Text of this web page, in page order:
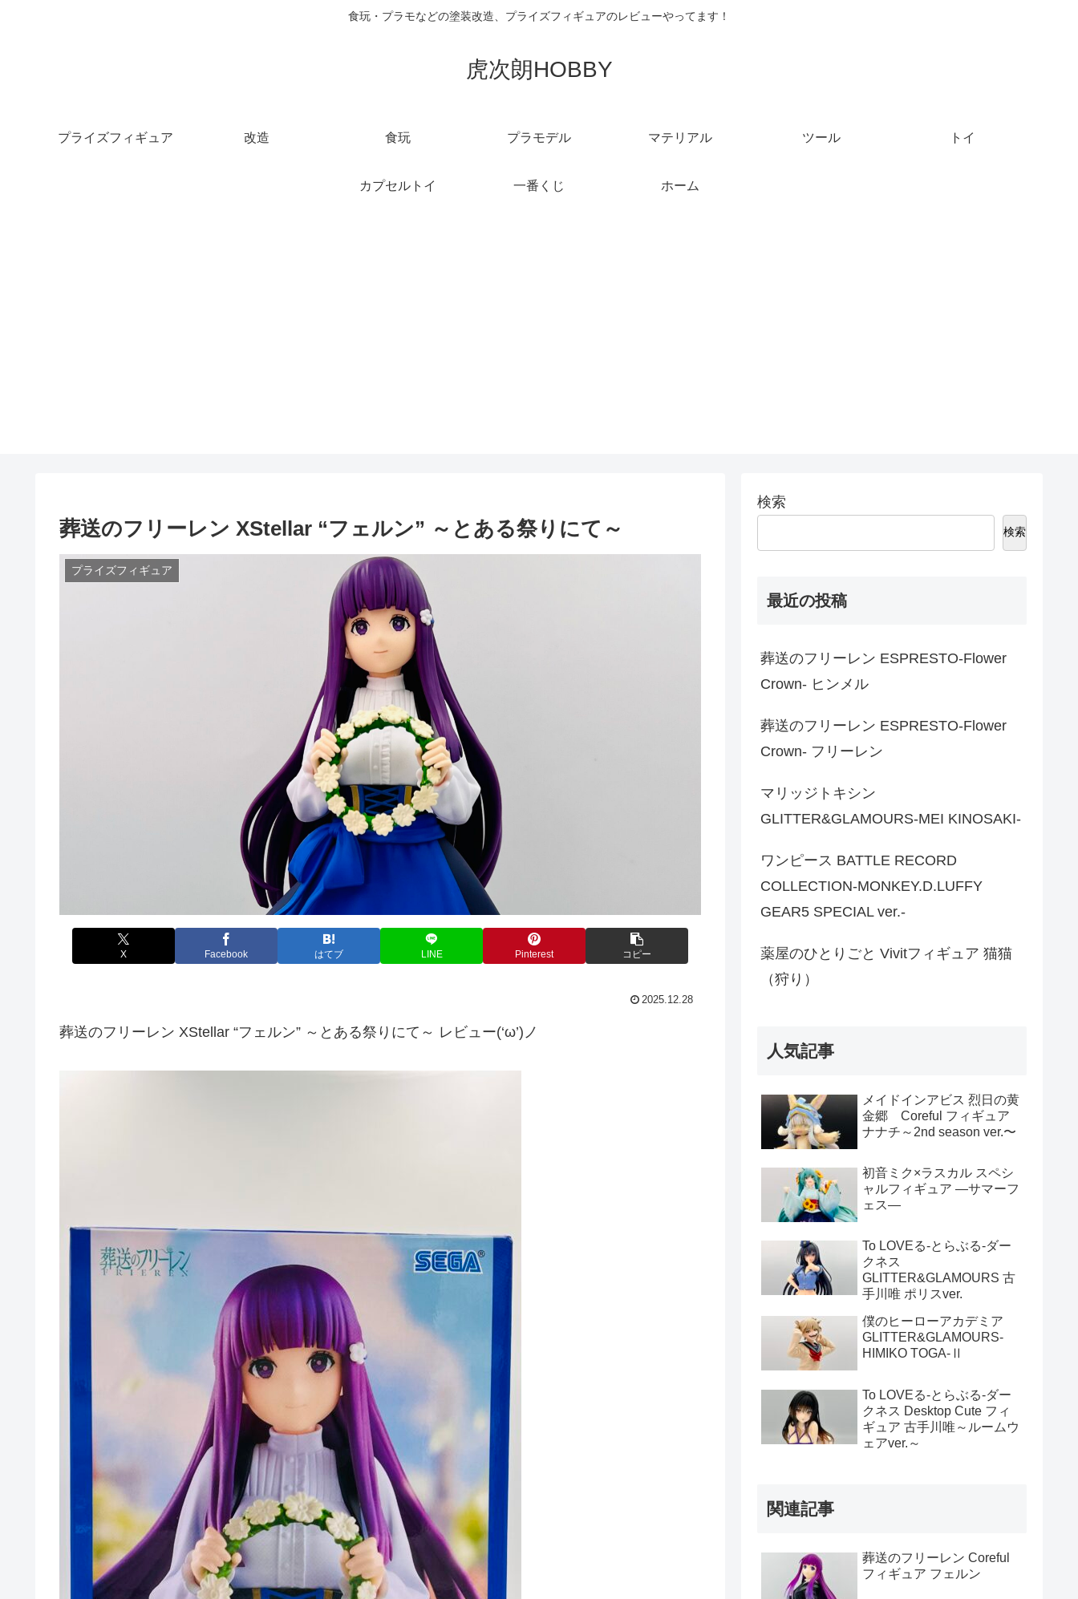
食玩・プラモなどの塗装改造、プライズフィギュアのレビューやってます！
虎次朗HOBBY
プライズフィギュア 改造 食玩 プラモデル マテリアル ツール トイ
カプセルトイ 一番くじ ホーム
葬送のフリーレン XStellar “フェルン” ～とある祭りにて～
プライズフィギュア
X Facebook はてブ LINE Pinterest コピー
2025.12.28
葬送のフリーレン XStellar “フェルン” ～とある祭りにて～ レビュー(‘ω’)ノ
検索
検索
最近の投稿
葬送のフリーレン ESPRESTO-Flower
Crown- ヒンメル
葬送のフリーレン ESPRESTO-Flower
Crown- フリーレン
マリッジトキシン
GLITTER&GLAMOURS-MEI KINOSAKI-
ワンピース BATTLE RECORD
COLLECTION-MONKEY.D.LUFFY
GEAR5 SPECIAL ver.-
薬屋のひとりごと Vivitフィギュア 猫猫
（狩り）
人気記事
メイドインアビス 烈日の黄
金郷 Coreful フィギュア
ナナチ～2nd season ver.〜
初音ミク×ラスカル スペシ
ャルフィギュア ―サマーフ
ェス―
To LOVEる-とらぶる-ダー
クネス
GLITTER&GLAMOURS 古
手川唯 ポリスver.
僕のヒーローアカデミア
GLITTER&GLAMOURS-
HIMIKO TOGA-Ⅱ
To LOVEる-とらぶる-ダー
クネス Desktop Cute フィ
ギュア 古手川唯～ルームウ
ェアver.～
関連記事
葬送のフリーレン Coreful
フィギュア フェルン